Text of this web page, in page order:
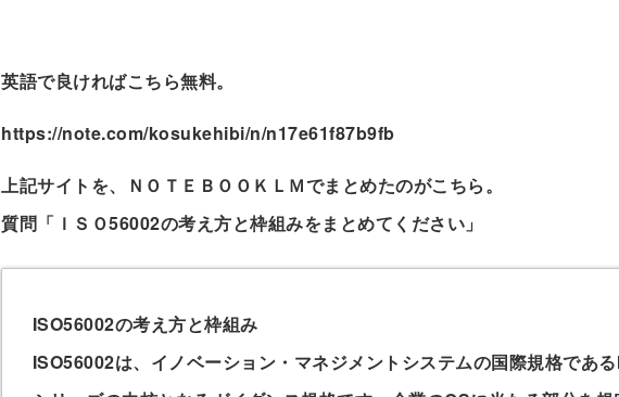
英語で良ければこちら無料。
https://note.com/kosukehibi/n/n17e61f87b9fb
上記サイトを、ＮＯＴＥＢＯＯＫＬＭでまとめたのがこちら。
質問「ＩＳＯ56002の考え方と枠組みをまとめてください」
ISO56002の考え方と枠組み
ISO56002は、イノベーション・マネジメントシステムの国際規格であ